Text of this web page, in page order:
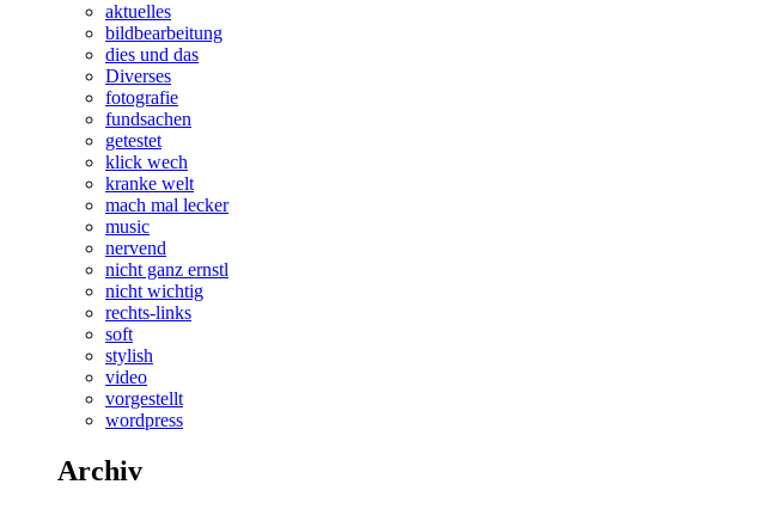
aktuelles
bildbearbeitung
dies und das
Diverses
fotografie
fundsachen
getestet
klick wech
kranke welt
mach mal lecker
music
nervend
nicht ganz ernstl
nicht wichtig
rechts-links
soft
stylish
video
vorgestellt
wordpress
Archiv